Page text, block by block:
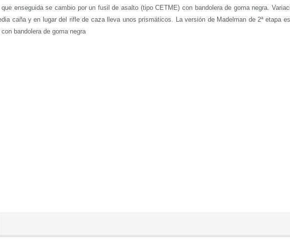
enseguida se cambio por un fusil de asalto (tipo CETME) con bandolera de goma negra.
caña y en lugar del rifle de caza lleva unos prismáticos. La versión de Madelman de 2ª etapa
bandolera de goma negra